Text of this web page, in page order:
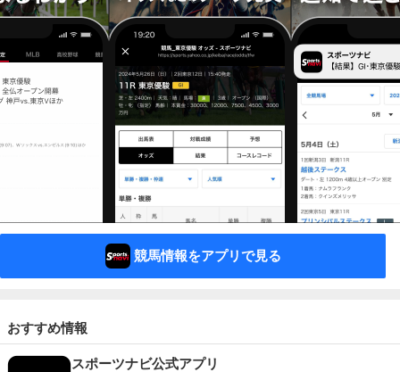
競馬情報をアプリで見る
おすすめ情報
スポーツナビ公式アプリ